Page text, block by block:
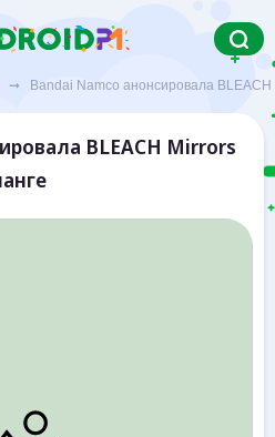
➞ Bandai Namco анонсировала BLEACH
BLEACH Mirrors